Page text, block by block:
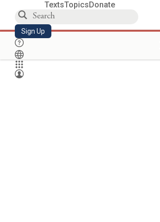
TextsTopicsDonate
Sign Up